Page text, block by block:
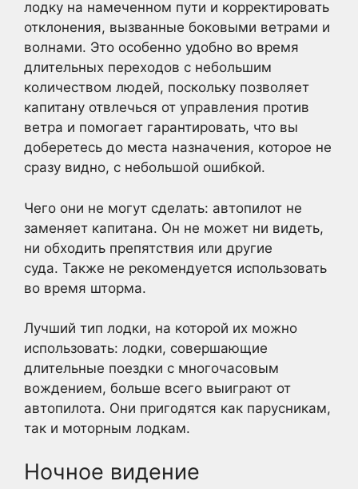
лодку на намеченном пути и корректировать
отклонения, вызванные боковыми ветрами и
волнами. Это особенно удобно во время
длительных переходов с небольшим
количеством людей, поскольку позволяет
капитану отвлечься от управления против
ветра и помогает гарантировать, что вы
доберетесь до места назначения, которое не
сразу видно, с небольшой ошибкой.
Чего они не могут сделать: автопилот не
заменяет капитана. Он не может ни видеть,
ни обходить препятствия или другие
суда. Также не рекомендуется использовать
во время шторма.
Лучший тип лодки, на которой их можно
использовать: лодки, совершающие
длительные поездки с многочасовым
вождением, больше всего выиграют от
автопилота. Они пригодятся как парусникам,
так и моторным лодкам.
Ночное видение